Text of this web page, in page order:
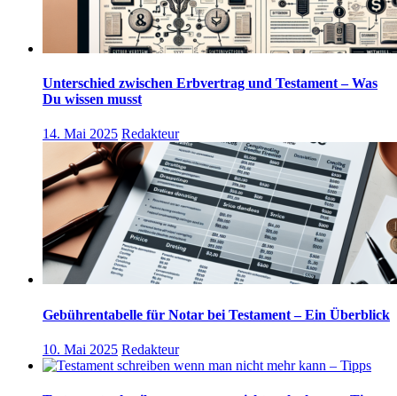
Unterschied zwischen Erbvertrag und Testament – Was
Du wissen musst
14. Mai 2025 Redakteur
Gebührentabelle für Notar bei Testament – Ein Überblick
10. Mai 2025 Redakteur